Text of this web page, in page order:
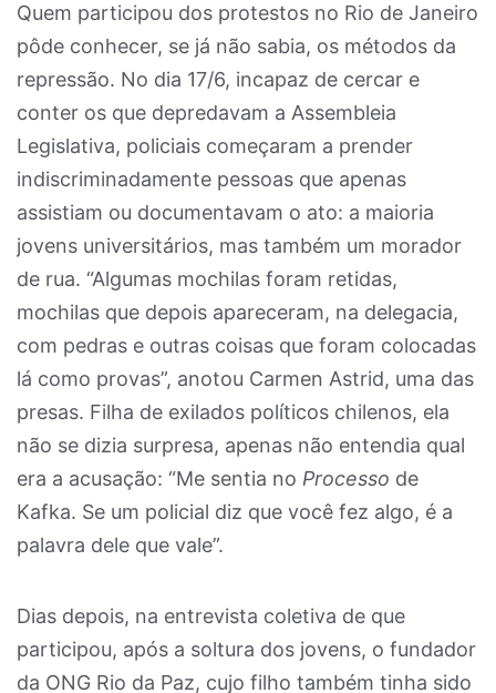
Quem participou dos protestos no Rio de Janeiro
pôde conhecer, se já não sabia, os métodos da
repressão. No dia 17/6, incapaz de cercar e
conter os que depredavam a Assembleia
Legislativa, policiais começaram a prender
indiscriminadamente pessoas que apenas
assistiam ou documentavam o ato: a maioria
jovens universitários, mas também um morador
de rua. “Algumas mochilas foram retidas,
mochilas que depois apareceram, na delegacia,
com pedras e outras coisas que foram colocadas
lá como provas”, anotou Carmen Astrid, uma das
presas. Filha de exilados políticos chilenos, ela
não se dizia surpresa, apenas não entendia qual
era a acusação: “Me sentia no Processo de
Kafka. Se um policial diz que você fez algo, é a
palavra dele que vale”.
Dias depois, na entrevista coletiva de que
participou, após a soltura dos jovens, o fundador
da ONG Rio da Paz, cujo filho também tinha sido